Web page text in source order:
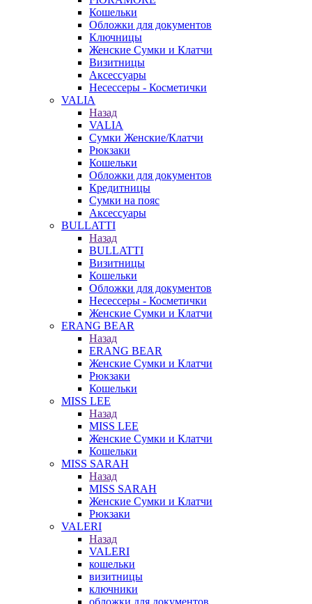
Кошельки
Обложки для документов
Ключницы
Женские Сумки и Клатчи
Визитницы
Аксессуары
Несессеры - Косметички
VALIA
Назад
VALIA
Сумки Женские/Клатчи
Рюкзаки
Кошельки
Обложки для документов
Кредитницы
Сумки на пояс
Аксессуары
BULLATTI
Назад
BULLATTI
Визитницы
Кошельки
Обложки для документов
Несессеры - Косметички
Женские Сумки и Клатчи
ERANG BEAR
Назад
ERANG BEAR
Женские Сумки и Клатчи
Рюкзаки
Кошельки
MISS LEE
Назад
MISS LEE
Женские Сумки и Клатчи
Кошельки
MISS SARAH
Назад
MISS SARAH
Женские Сумки и Клатчи
Рюкзаки
VALERI
Назад
VALERI
кошельки
визитницы
ключники
обложки для документов